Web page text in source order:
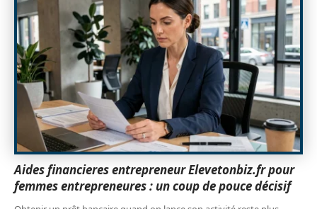
Aides financieres entrepreneur Elevetonbiz.fr pour
femmes entrepreneures : un coup de pouce décisif